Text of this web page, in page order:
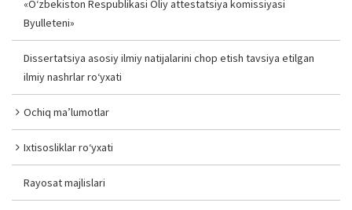
«O‘zbekiston Respublikasi Oliy attestatsiya komissiyasi
Byulleteni»
Dissertatsiya asosiy ilmiy natijalarini chop etish tavsiya etilgan
ilmiy nashrlar ro‘yxati
Ochiq ma’lumotlar
Ixtisosliklar ro‘yxati
Rayosat majlislari